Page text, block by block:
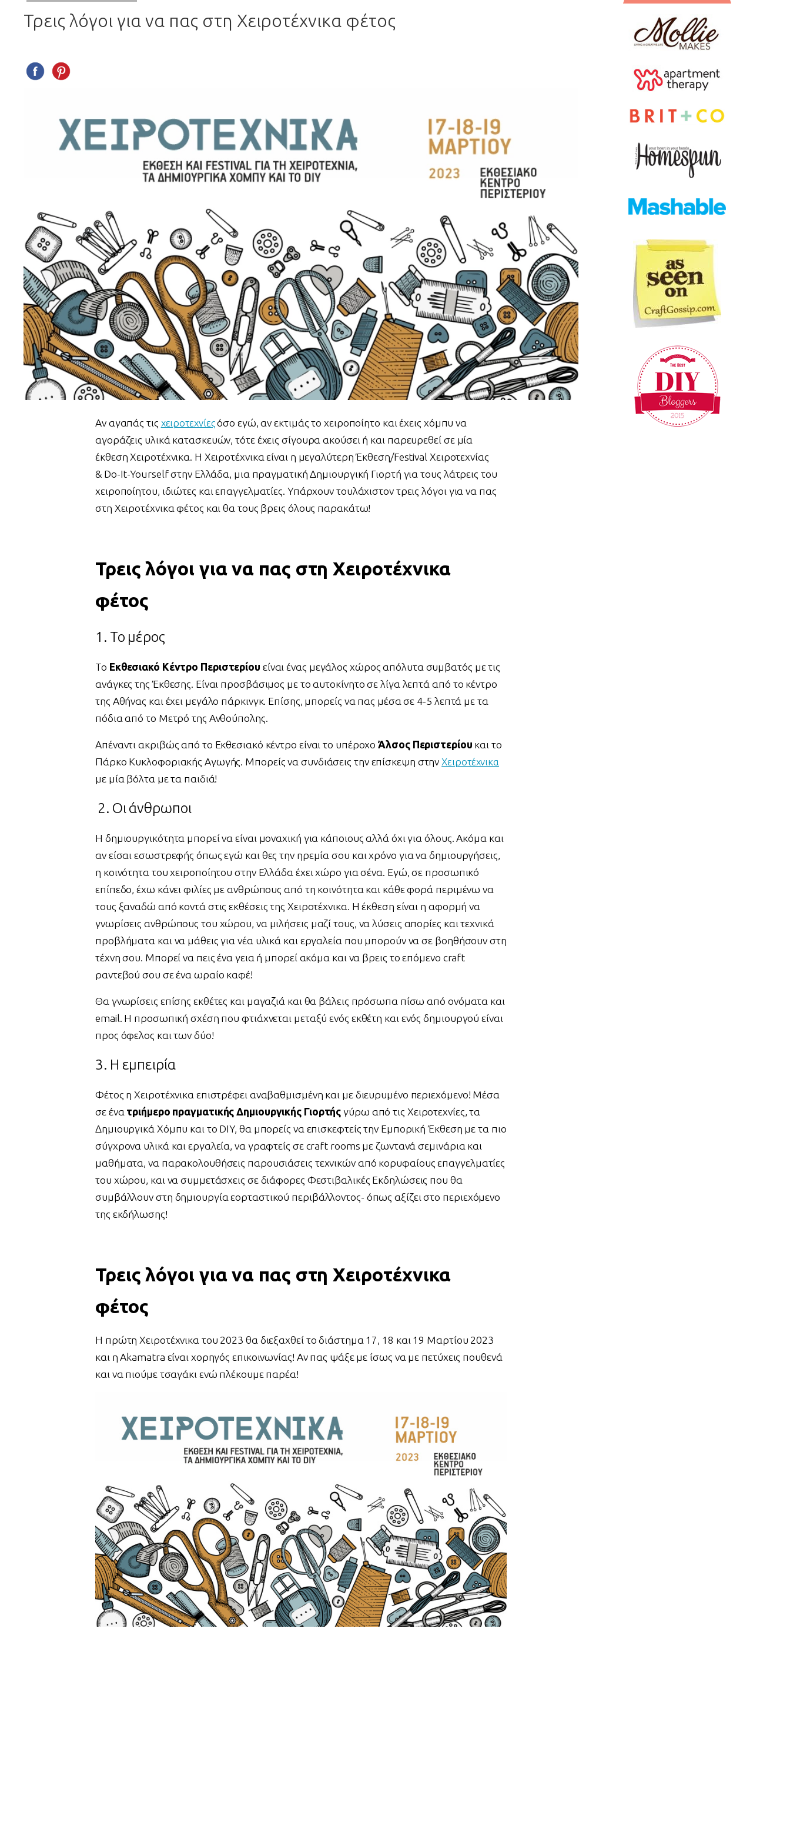
Τρεις λόγοι για να πας στη Χειροτέχνικα φέτος
Αν αγαπάς τις χειροτεχνίεςόσο εγώ, αν εκτιμάς το χειροποίητο και έχεις χόμπυ να
αγοράζεις υλικά κατασκευών, τότε έχεις σίγουρα ακούσει ή και παρευρεθεί σε μία
έκθεση Χειροτέχνικα. Η Χειροτέχνικα είναι η μεγαλύτερη Έκθεση/Festival Χειροτεχνίας
& Do-It-Yourself στην Ελλάδα, μια πραγματική Δημιουργική Γιορτή για τους λάτρεις του
χειροποίητου, ιδιώτες και επαγγελματίες. Υπάρχουν τουλάχιστον τρεις λόγοι για να πας
στη Χειροτέχνικα φέτος και θα τους βρεις όλους παρακάτω!
Τρεις λόγοι για να πας στη Χειροτέχνικα
φέτος
1. Το μέρος
Το Εκθεσιακό Κέντρο Περιστερίου είναι ένας μεγάλος χώρος απόλυτα συμβατός με τις
ανάγκες της Έκθεσης. Είναι προσβάσιμος με το αυτοκίνητο σε λίγα λεπτά από το κέντρο
της Αθήνας και έχει μεγάλο πάρκινγκ. Επίσης, μπορείς να πας μέσα σε 4-5 λεπτά με τα
πόδια από το Μετρό της Ανθούπολης.
Απέναντι ακριβώς από το Εκθεσιακό κέντρο είναι το υπέροχοΆλσος Περιστερίου και το
Πάρκο Κυκλοφοριακής Αγωγής. Μπορείς να συνδιάσεις την επίσκεψη στηνΧειροτέχνικα
με μία βόλτα με τα παιδιά!
2. Οι άνθρωποι
Η δημιουργικότητα μπορεί να είναι μοναχική για κάποιους αλλά όχι για όλους. Ακόμα και
αν είσαι εσωστρεφής όπως εγώ και θες την ηρεμία σου και χρόνο για να δημιουργήσεις,
η κοινότητα του χειροποίητου στην Ελλάδα έχει χώρο για σένα. Εγώ, σε προσωπικό
επίπεδο, έχω κάνει φιλίες με ανθρώπους από τη κοινότητα και κάθε φορά περιμένω να
τους ξαναδώ από κοντά στις εκθέσεις της Χειροτέχνικα. Η έκθεση είναι η αφορμή να
γνωρίσεις ανθρώπους του χώρου, να μιλήσεις μαζί τους, να λύσεις απορίες και τεχνικά
προβλήματα και να μάθεις για νέα υλικά και εργαλεία που μπορούν να σε βοηθήσουν στη
τέχνη σου. Μπορεί να πεις ένα γεια ή μπορεί ακόμα και να βρεις το επόμενο craft
ραντεβού σου σε ένα ωραίο καφέ!
Θα γνωρίσεις επίσης εκθέτες και μαγαζιά και θα βάλεις πρόσωπα πίσω από ονόματα και
email. Η προσωπική σχέση που φτιάχνεται μεταξύ ενός εκθέτη και ενός δημιουργού είναι
προς όφελος και των δύο!
3. Η εμπειρία
Φέτος η Χειροτέχνικα επιστρέφει αναβαθμισμένη και με διευρυμένο περιεχόμενο! Μέσα
σε ένα τριήμερο πραγματικής Δημιουργικής Γιορτής γύρω από τις Χειροτεχνίες, τα
Δημιουργικά Χόμπυ και το DIY, θα μπορείς να επισκεφτείς την Εμπορική Έκθεση με τα πιο
σύγχρονα υλικά και εργαλεία, να γραφτείς σε craft rooms με ζωντανά σεμινάρια και
μαθήματα, να παρακολουθήσεις παρουσιάσεις τεχνικών από κορυφαίους επαγγελματίες
του χώρου, και να συμμετάσχεις σε διάφορες Φεστιβαλικές Εκδηλώσεις που θα
συμβάλλουν στη δημιουργία εορταστικού περιβάλλοντος- όπως αξίζει στο περιεχόμενο
της εκδήλωσης!
Τρεις λόγοι για να πας στη Χειροτέχνικα
φέτος
Η πρώτη Χειροτέχνικα του 2023 θα διεξαχθεί το διάστημα 17, 18 και 19 Μαρτίου 2023
και η Akamatra είναι χορηγός επικοινωνίας! Αν πας ψάξε με ίσως να με πετύχεις πουθενά
και να πιούμε τσαγάκι ενώ πλέκουμε παρέα!